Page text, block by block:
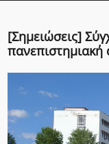
[Σημειώσεις]
πανεπιστημιακή